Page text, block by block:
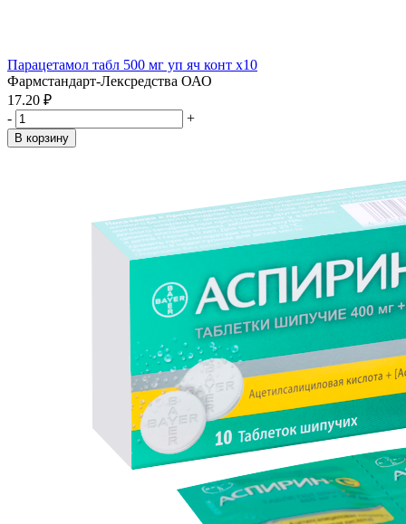
Парацетамол табл 500 мг уп яч конт x10
Фармстандарт-Лексредства ОАО
17.20 ₽
-
+
В корзину